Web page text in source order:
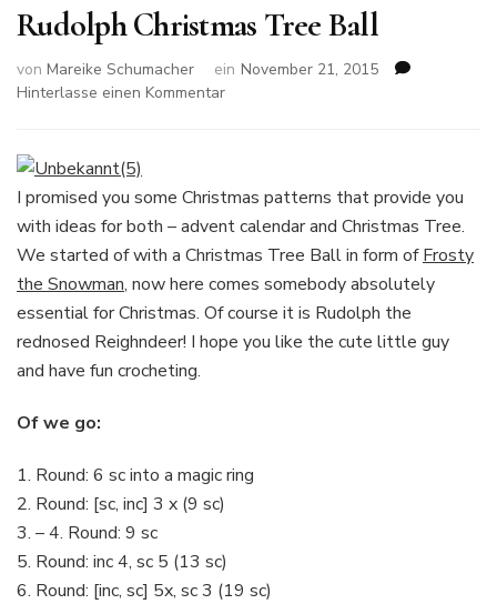
Rudolph Christmas Tree Ball
von Mareike Schumacher ein November 21, 2015
Hinterlasse einen Kommentarzu
4:
Rudolph
Christmas
Tree
I promised you some Christmas patterns that provide you
with ideas for both – advent calendar and Christmas Tree.
We started of with a Christmas Tree Ball in form ofFrosty
the Snowman, now here comes somebody absolutely
essential for Christmas. Of course it is Rudolph the
rednosed Reighndeer! I hope you like the cute little guy
and have fun crocheting.
Of we go:
1. Round: 6 sc into a magic ring
2. Round: [sc, inc] 3 x (9 sc)
3. – 4. Round: 9 sc
5. Round: inc 4, sc 5 (13 sc)
6. Round: [inc, sc] 5x, sc 3 (19 sc)